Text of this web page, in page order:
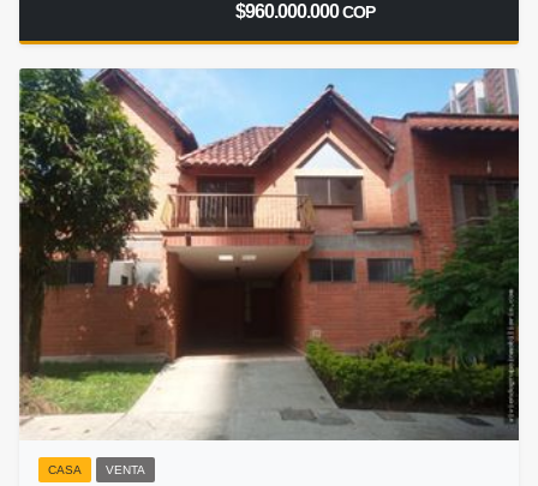
$960.000.000COP
CASA VENTA